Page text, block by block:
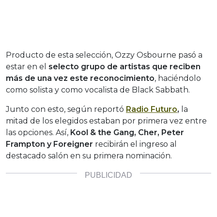
Producto de esta selección, Ozzy Osbourne pasó a
estar en el selecto grupo de artistas que reciben
más de una vez este reconocimiento, haciéndolo
como solista y como vocalista de Black Sabbath.
Junto con esto, según reportó Radio Futuro, la
mitad de los elegidos estaban por primera vez entre
las opciones. Así, Kool & the Gang, Cher, Peter
Frampton y Foreigner recibirán el ingreso al
destacado salón en su primera nominación.